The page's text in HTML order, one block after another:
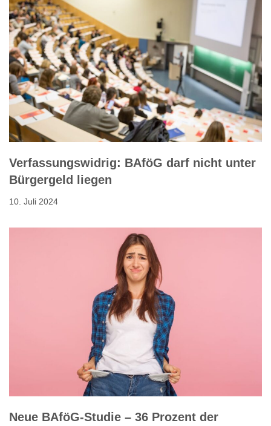
Verfassungswidrig: BAföG darf nicht unter
Bürgergeld liegen
10. Juli 2024
Neue BAföG-Studie – 36 Prozent der